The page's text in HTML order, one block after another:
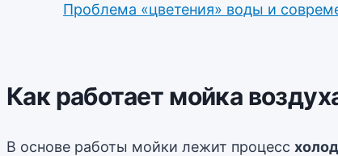
Проблема «цветения» воды и
Как работает мойка
В основе работы мойки лежит процесс